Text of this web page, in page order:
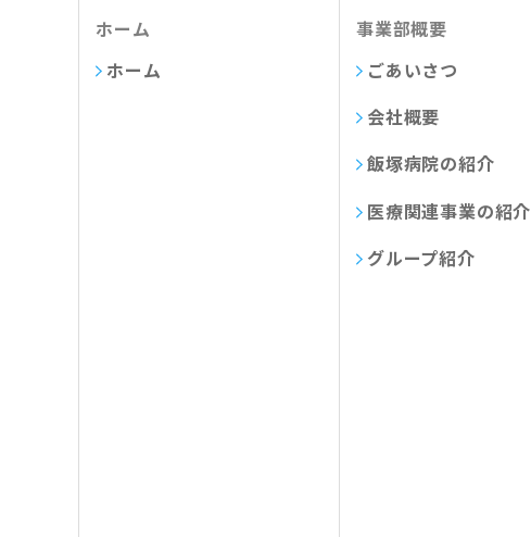
ホーム
ホーム
事業部概要
ごあいさつ
会社概要
飯塚病院の紹介
医療関連事業の紹介
グループ紹介